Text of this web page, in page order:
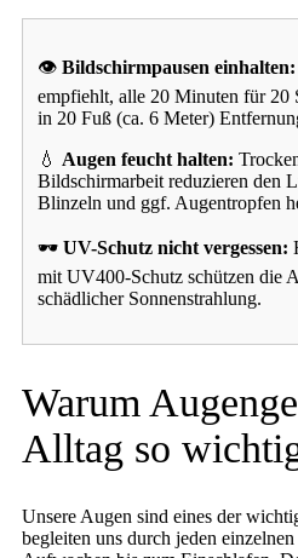
👁️ Bildschirmpausen einhalten:
empfiehlt, alle 20 Minuten für 20
in 20 Fuß (ca. 6 Meter)
💧 Augen feucht halten:
Bildschirmarbeit reduzieren den
Blinzeln und ggf. Augentropfen
🕶️ UV-Schutz nicht vergessen:
mit UV400-Schutz schützen die
schädlicher Sonnenstrahlung.
Warum
Alltag so
Unsere Augen sind eines der
begleiten uns durch jeden